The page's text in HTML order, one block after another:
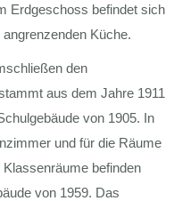
Erdgeschoss befindet sich
Küche.
den
aus dem Jahre 1911
von 1905. In
und für die Räume
befinden
von 1959. Das